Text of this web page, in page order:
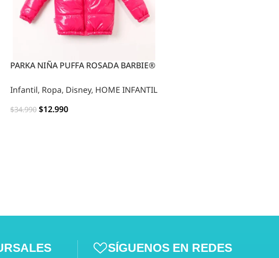
PARKA NIÑA PUFFA ROSADA BARBIE®
Infantil, Ropa, Disney, HOME INFANTIL
$34.990 $12.990
SÍGUENOS EN REDES